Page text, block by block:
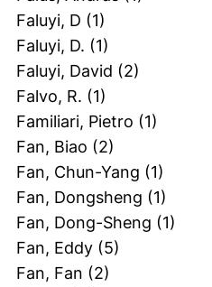
Faluyi, D (1)
Faluyi, D. (1)
Faluyi, David (2)
Falvo, R. (1)
Familiari, Pietro (1)
Fan, Biao (2)
Fan, Chun-Yang (1)
Fan, Dongsheng (1)
Fan, Dong-Sheng (1)
Fan, Eddy (5)
Fan, Fan (2)